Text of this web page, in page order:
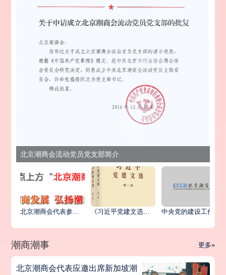
北京潮商会流动党员党支部简介
《习近平党建文选》第一卷、第二卷出版发行
潮商潮事 更多»
北京潮商会代表应邀出席新加坡潮